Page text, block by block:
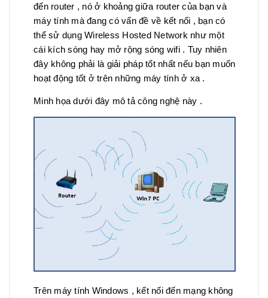
đến router , nó ở khoảng giữa router của bạn và
máy tính mà đang có vấn đề về kết nối , bạn có
thể sử dụng Wireless Hosted Network như một
cái kích sóng hay mở rộng sóng wifi . Tuy nhiên
đây không phải là giải pháp tốt nhất nếu bạn muốn
hoạt động tốt ở trên những máy tính ở xa .
Minh họa dưới đây mô tả công nghệ này .
Trên máy tính Windows , kết nối đến mạng không